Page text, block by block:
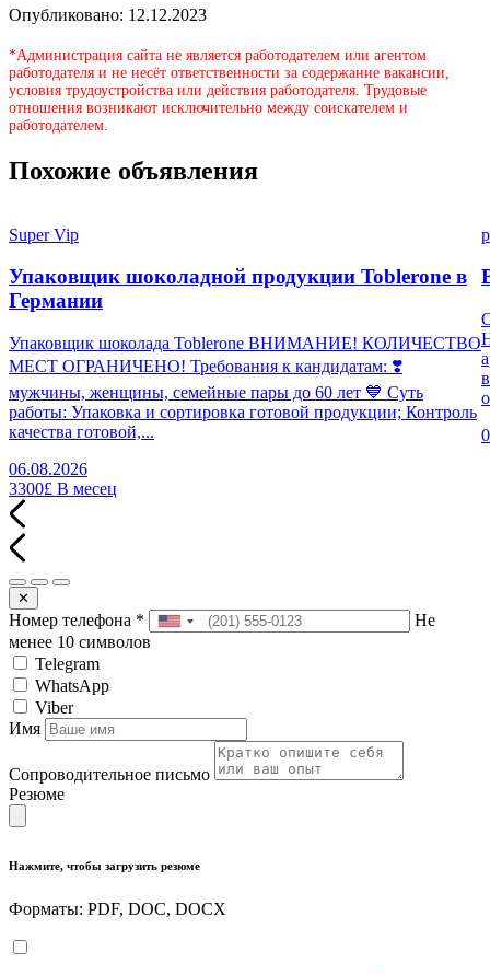
Опубликовано: 12.12.2023
*Администрация сайта не является работодателем или агентом
работодателя и не несёт ответственности за содержание вакансии,
условия трудоустройства или действия работодателя. Трудовые
отношения возникают исключительно между соискателем и
работодателем.
Похожие объявления
Super Vip
Упаковщик шоколадной продукции Toblerone в
Германии
Упаковщик шоколада Toblerone ВНИМАНИЕ! КОЛИЧЕСТВО
МЕСТ ОГРАНИЧЕНО! Требования к кандидатам: ❣️
мужчины, женщины, семейные пары до 60 лет 💙 Суть
работы: Упаковка и сортировка готовой продукции; Контроль
качества готовой,...
06.08.2026
3300£ В месец
✕
Номер телефона *
Не
менее 10 символов
Telegram
WhatsApp
Viber
Имя
Сопроводительное письмо
Резюме
Нажмите, чтобы загрузить резюме
Форматы: PDF, DOC, DOCX